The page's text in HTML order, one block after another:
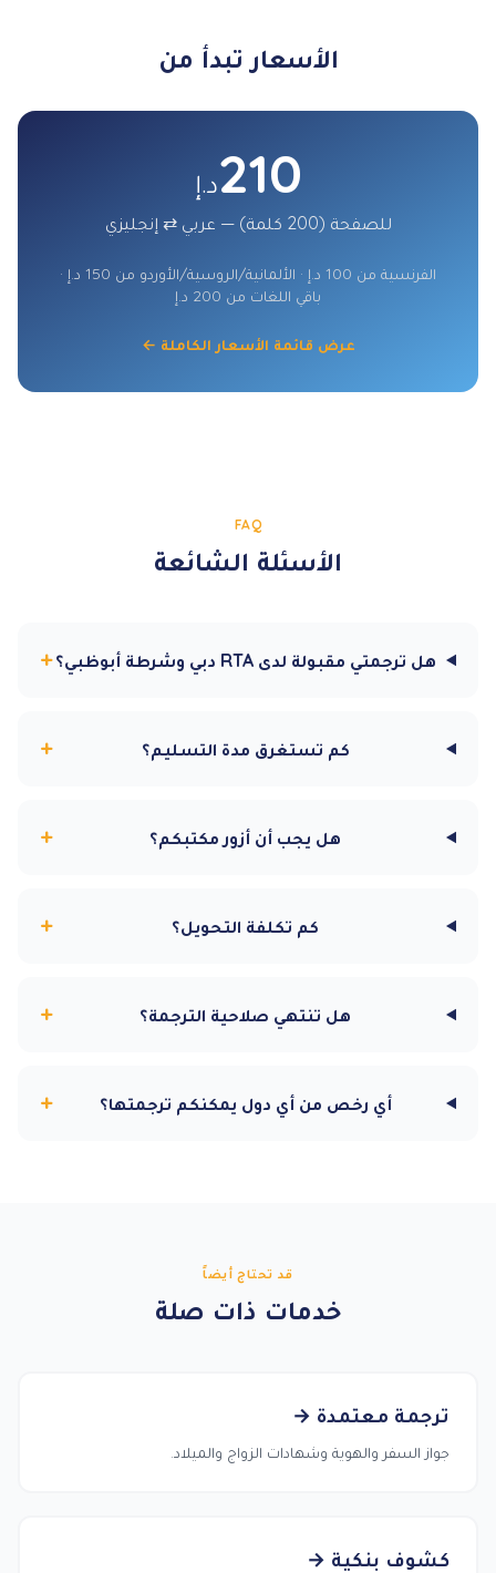
الأسعار تبدأ من
210د.إ
للصفحة (200 كلمة) — عربي ⇄ إنجليزي
الفرنسية من 100 د.إ · الألمانية/الروسية/الأوردو من 150 د.إ ·
باقي اللغات من 200 د.إ
عرض قائمة الأسعار الكاملة ←
FAQ
الأسئلة الشائعة
هل ترجمتي مقبولة لدى RTA دبي وشرطة أبوظبي؟ +
كم تستغرق مدة التسليم؟ +
هل يجب أن أزور مكتبكم؟ +
كم تكلفة التحويل؟ +
هل تنتهي صلاحية الترجمة؟ +
أي رخص من أي دول يمكنكم ترجمتها؟ +
قد تحتاج أيضاً
خدمات ذات صلة
ترجمة معتمدة →
جواز السفر والهوية وشهادات الزواج والميلاد.
كشوف بنكية →